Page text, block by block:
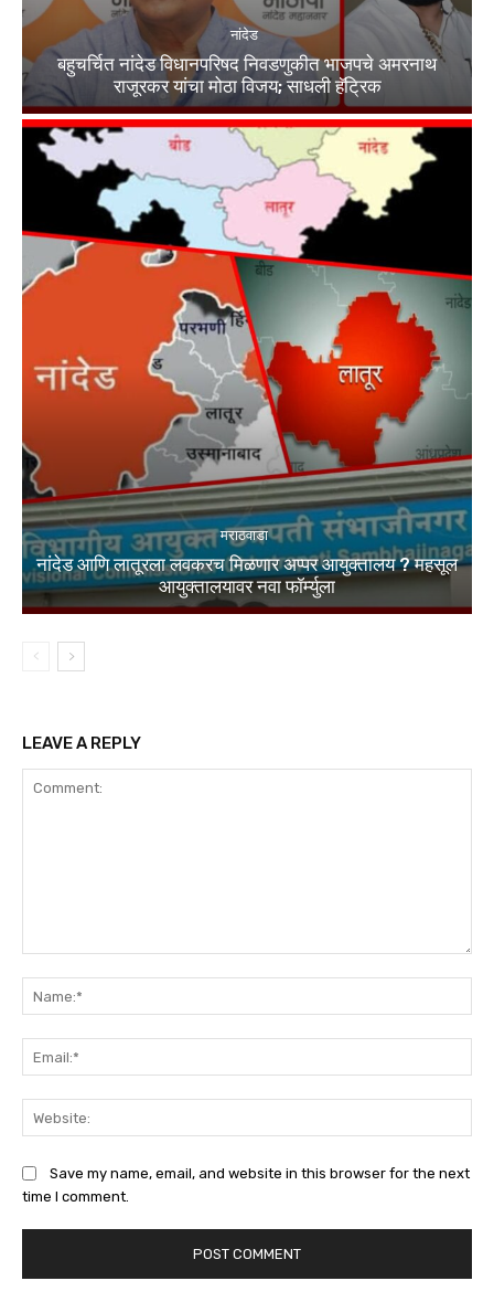
नांदेड
बहुचर्चित नांदेड विधानपरिषद निवडणुकीत भाजपचे अमरनाथ
राजूरकर यांचा मोठा विजय; साधली हॅट्रिक
मराठवाडा
नांदेड आणि लातूरला लवकरच मिळणार अप्पर आयुक्तालय ? महसूल
आयुक्तालयावर नवा फॉर्म्युला
LEAVE A REPLY
Save my name, email, and website in this browser for the next
time I comment.